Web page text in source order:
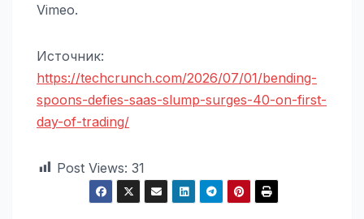
Vimeo.
Источник:
https://techcrunch.com/2026/07/01/bending-
spoons-defies-saas-slump-surges-40-on-first-
day-of-trading/
Post Views: 31